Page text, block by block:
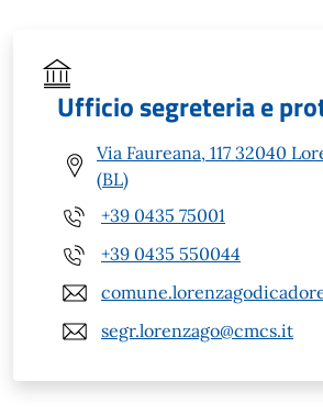
Ufficio segreteria e
Via Faureana, 117 32040
(BL)
+39 0435 75001
+39 0435 550044
segr.lorenzago@cmcs.it